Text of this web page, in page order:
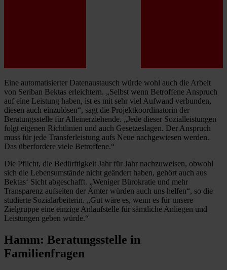
Eine automatisierter Datenaustausch würde wohl auch die Arbeit
von Seriban Bektas erleichtern. „Selbst wenn Betroffene Anspruch
auf eine Leistung haben, ist es mit sehr viel Aufwand verbunden,
diesen auch einzulösen“, sagt die Projektkoordinatorin der
Beratungsstelle für Alleinerziehende. „Jede dieser Sozialleistungen
folgt eigenen Richtlinien und auch Gesetzeslagen. Der Anspruch
muss für jede Transferleistung aufs Neue nachgewiesen werden.
Das überfordere viele Betroffene.“
Die Pflicht, die Bedürftigkeit Jahr für Jahr nachzuweisen, obwohl
sich die Lebensumstände nicht geändert haben, gehört auch aus
Bektas‘ Sicht abgeschafft. „Weniger Bürokratie und mehr
Transparenz aufseiten der Ämter würden auch uns helfen“, so die
studierte Sozialarbeiterin. „Gut wäre es, wenn es für unsere
Zielgruppe eine einzige Anlaufstelle für sämtliche Anliegen und
Leistungen geben würde.“
Hamm: Beratungsstelle in
Familienfragen